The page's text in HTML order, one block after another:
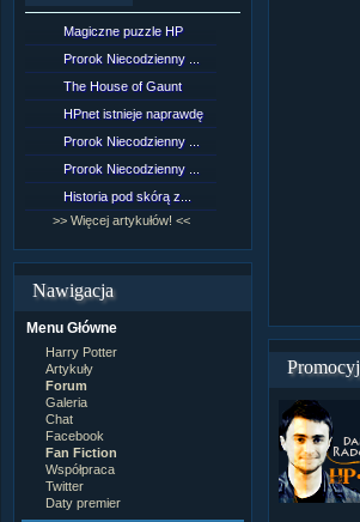
Magiczne puzzle HP
Prorok Niecodzienny ...
The House of Gaunt
HPnet istnieje naprawdę
Prorok Niecodzienny ...
Prorok Niecodzienny ...
Historia pod skórą z...
>> Więcej artykułów! <<
Nawigacja
Menu Główne
Harry Potter
Artykuły
Forum
Galeria
Chat
Facebook
Fan Fiction
Współpraca
Twitter
Daty premier